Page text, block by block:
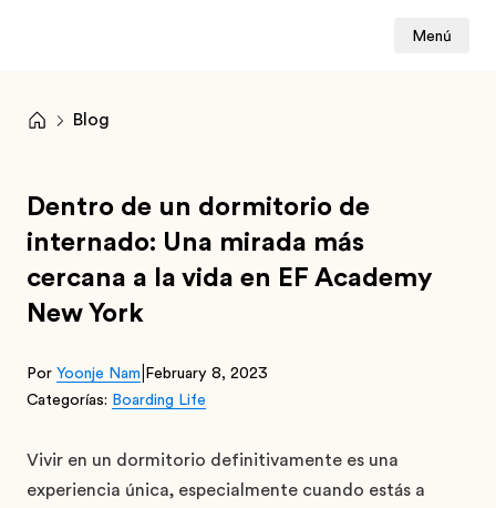
Menú
Blog
Dentro de un dormitorio de
internado: Una mirada más
cercana a la vida en EF Academy
New York
Por Yoonje Nam February 8, 2023
Categorías: Boarding Life
Vivir en un dormitorio definitivamente es una
experiencia única, especialmente cuando estás a